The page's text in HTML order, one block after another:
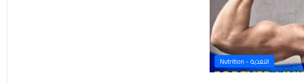
التغذية - Nutrition
10 مارس، 2024
سعر ملتي ماكا في النهدي